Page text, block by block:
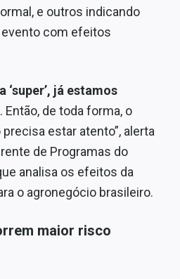
e outros indicando
com efeitos
‘super’, já estamos
. Então, de toda forma, o
estar atento”, alerta
de Programas do
analisa os efeitos da
o agronegócio brasileiro.
maior risco